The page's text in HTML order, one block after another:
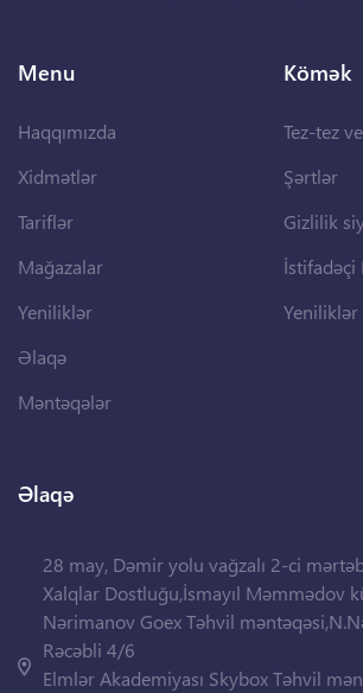
Menu
Haqqımızda
Xidmətlər
Tariflər
Mağazalar
Yeniliklər
Əlaqə
Məntəqələr
Kömək
Tez-tez
Şərtlər
Gizlilik
İstifadəçi
Yeniliklər
Əlaqə
28 may, Dəmir yolu vağzalı 2-ci
Xalqlar Dostluğu,İsmayıl Məmmədov
Nərimanov Goex Təhvil
Rəcəbli 4/6
Elmlər Akademiyası Skybox Təhvil